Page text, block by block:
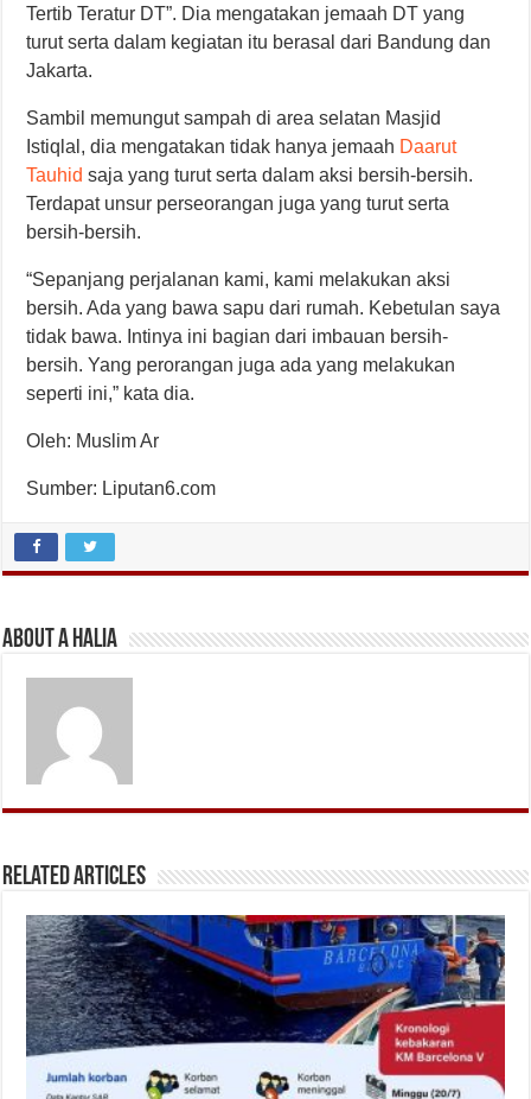
Tertib Teratur DT”. Dia mengatakan jemaah DT yang
turut serta dalam kegiatan itu berasal dari Bandung dan
Jakarta.
Sambil memungut sampah di area selatan Masjid
Istiqlal, dia mengatakan tidak hanya jemaah Daarut
Tauhidsaja yang turut serta dalam aksi bersih-bersih.
Terdapat unsur perseorangan juga yang turut serta
bersih-bersih.
“Sepanjang perjalanan kami, kami melakukan aksi
bersih. Ada yang bawa sapu dari rumah. Kebetulan saya
tidak bawa. Intinya ini bagian dari imbauan bersih-
bersih. Yang perorangan juga ada yang melakukan
seperti ini,” kata dia.
Oleh: Muslim Ar
Sumber: Liputan6.com
About A Halia
Related Articles